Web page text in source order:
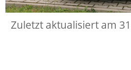
Zuletzt aktualisiert am